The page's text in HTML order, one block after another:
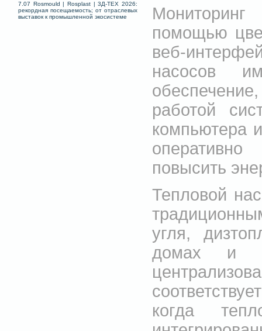
7.07 Rosmould | Rosplast | 3Д-ТЕХ 2026:
рекордная посещаемость; от отраслевых
выставок к промышленной экосистеме
помощью
веб-
насосов
работой
компьютера
повысить
Тепловой
угля,
домах и
когда